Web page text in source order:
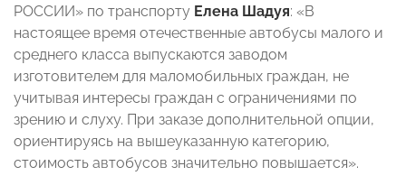
РОССИИ» по транспорту Елена Шадуя: «В
настоящее время отечественные автобусы малого и
среднего класса выпускаются заводом
изготовителем для маломобильных граждан, не
учитывая интересы граждан с ограничениями по
зрению и слуху. При заказе дополнительной опции,
ориентируясь на вышеуказанную категорию,
стоимость автобусов значительно повышается».